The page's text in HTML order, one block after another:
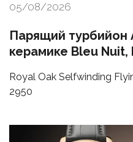
05/08/2026
Парящий турбийон
керамике Bleu Nuit,
Royal Oak Selfwinding
2950